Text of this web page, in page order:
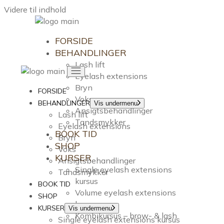
Videre til indhold
FORSIDE
BEHANDLINGER
Lash lift
Eyelash extensions
Bryn
Voks
Ansigtsbehandlinger
Tandsmykker
BOOK TID
SHOP
KURSER
Single eyelash extensions
kursus
Volume eyelash extensions
kursus
Kombikursus – brow- & lash
FORSIDE
BEHANDLINGER Vis undermenu
Lash lift
Eyelash extensions
Bryn
Voks
Ansigtsbehandlinger
Tandsmykker
BOOK TID
SHOP
KURSER Vis undermenu
Single eyelash extensions kursus